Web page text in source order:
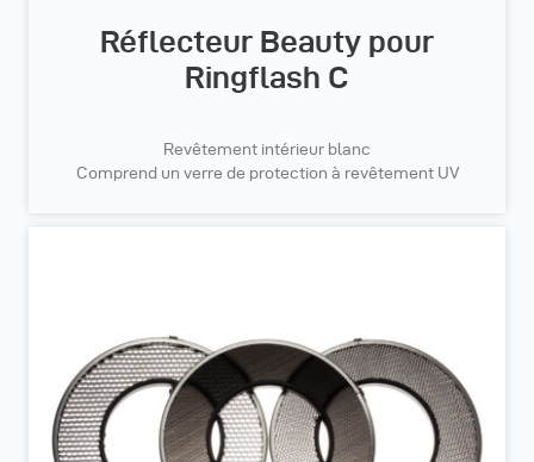
Réflecteur Beauty pour
Ringflash C
Revêtement intérieur blanc
Comprend un verre de protection à revêtement UV